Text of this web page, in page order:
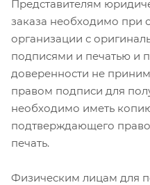
Представителям
заказа необходимо при
организации с
подписями и печатью и
доверенности не
правом подписи для
необходимо иметь
подтверждающего
печать.
Физическим лицам для